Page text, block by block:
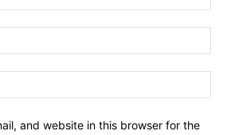
and website in this browser for the